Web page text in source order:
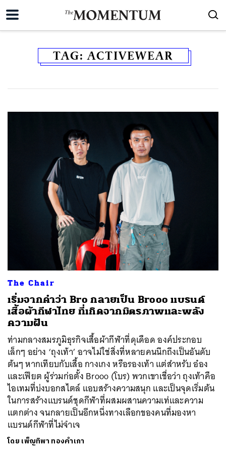
TAG:ACTIVEWEAR
The Chair
เริ่มจากคำว่า Bro กลายเป็น Brooo แบรนด์
เสื้อผ้ากีฬาไทย ที่เกิดจากมิตรภาพและพลัง
ความฝัน
ท่ามกลางสมรภูมิธุรกิจเสื้อผ้ากีฬาที่ดุเดือด องค์ประกอบ
เล็กๆ อย่าง ‘ถุงเท้า’ อาจไม่ใช่สิ่งที่หลายคนนึกถึงเป็นอันดับ
ต้นๆ หากเทียบกับเสื้อ กางเกง หรือรองเท้า แต่สำหรับ อ๋อง
และเฟียต ผู้ร่วมก่อตั้ง Brooo (โบร) พวกเขาเชื่อว่า ถุงเท้าคือ
ไอเทมที่บ่งบอกสไตล์ แอบสร้างความสนุก และเป็นจุดเริ่มต้น
ในการสร้างแบรนด์ชุดกีฬาที่ผสมผสานความเท่และความ
แตกต่าง จนกลายเป็นอีกหนึ่งทางเลือกของคนที่มองหา
แบรนด์กีฬาที่ไม่จำเจ
โดย เพ็ญทิพา ทองคำเภา
SHARE TWEET LINE EMAIL